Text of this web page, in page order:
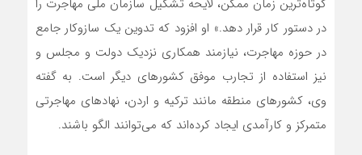
کوتاه‌ترین زمان ممکن، لایحه تشکیل سازمان ملی مهاجرت را
در دستور کار قرار دهد.» او افزود که تدوین یک سازوکار جامع
در حوزه مهاجرت، نیازمند همکاری نزدیک دولت و مجلس و
نیز استفاده از تجارب موفق کشورهای دیگر است. به گفته
وی، کشورهای منطقه مانند ترکیه و اردن، نهادهای مهاجرتی
متمرکز و کارآمدی ایجاد کرده‌اند که می‌توانند الگو باشند.